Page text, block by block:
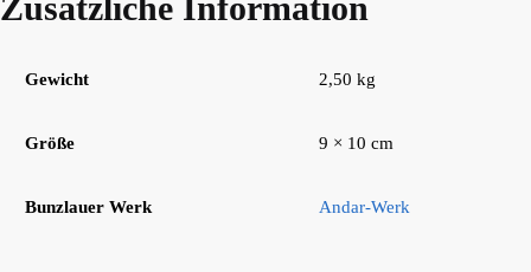
Zusätzliche Information
Gewicht 2,50 kg
Größe 9 × 10 cm
Bunzlauer Werk Andar-Werk